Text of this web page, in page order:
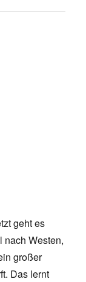
geht es
nach Westen,
großer
Das lernt